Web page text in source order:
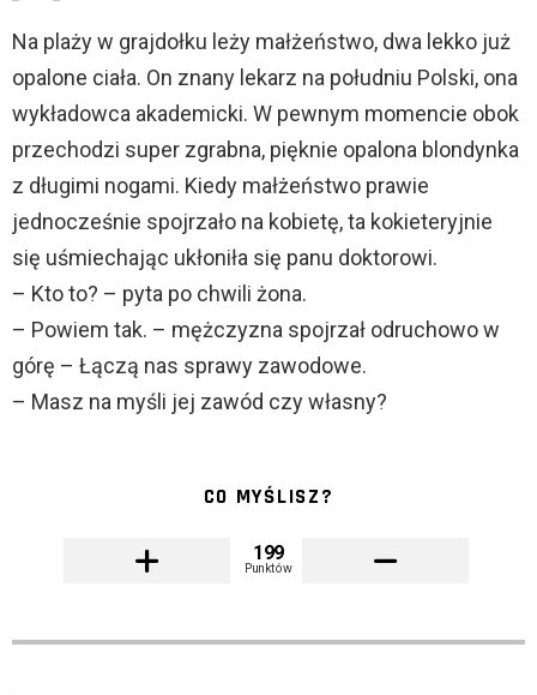
Na plaży w grajdołku leży małżeństwo, dwa lekko już
opalone ciała. On znany lekarz na południu Polski, ona
wykładowca akademicki. W pewnym momencie obok
przechodzi super zgrabna, pięknie opalona blondynka
z długimi nogami. Kiedy małżeństwo prawie
jednocześnie spojrzało na kobietę, ta kokieteryjnie
się uśmiechając ukłoniła się panu doktorowi.
– Kto to? – pyta po chwili żona.
– Powiem tak. – mężczyzna spojrzał odruchowo w
górę – Łączą nas sprawy zawodowe.
– Masz na myśli jej zawód czy własny?
CO MYŚLISZ?
199
Punktów